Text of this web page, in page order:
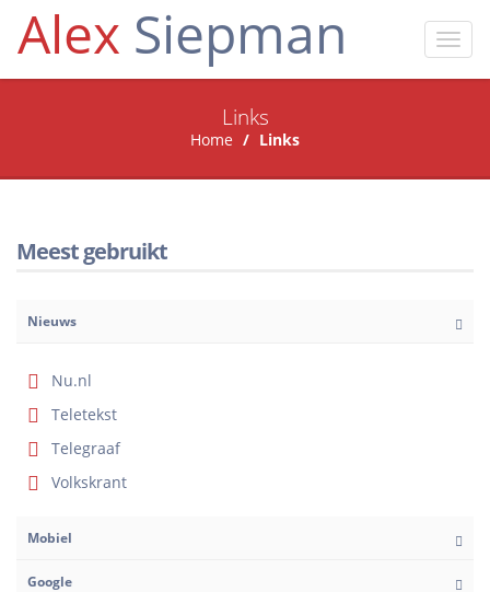
Alex Siepman
Links
Home Links
Meest gebruikt
Nieuws
Nu.nl
Teletekst
Telegraaf
Volkskrant
Mobiel
Google